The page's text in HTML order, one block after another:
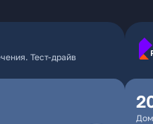
Тест-драйв